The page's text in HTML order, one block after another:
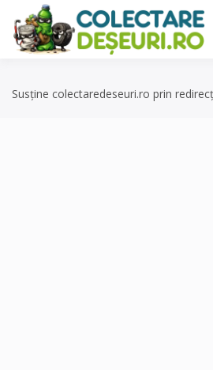
content
Susține colectaredeseuri.ro prin